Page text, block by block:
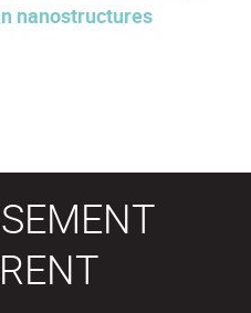
nanostructures